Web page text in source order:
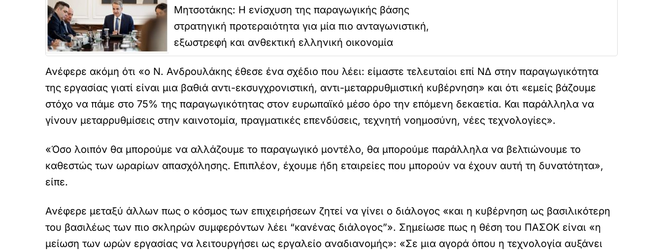
Μητσοτάκης: Η ενίσχυση της παραγωγικής βάσης
στρατηγική προτεραιότητα για μία πιο ανταγωνιστική,
εξωστρεφή και ανθεκτική ελληνική οικονομία
Ανέφερε ακόμη ότι «ο Ν. Ανδρουλάκης έθεσε ένα σχέδιο που λέει: είμαστε τελευταίοι επί ΝΔ στην παραγωγικότητα
της εργασίας γιατί είναι μια βαθιά αντι-εκσυγχρονιστική, αντι-μεταρρυθμιστική κυβέρνηση» και ότι «εμείς βάζουμε
στόχο να πάμε στο 75% της παραγωγικότητας στον ευρωπαϊκό μέσο όρο την επόμενη δεκαετία. Και παράλληλα να
γίνουν μεταρρυθμίσεις στην καινοτομία, πραγματικές επενδύσεις, τεχνητή νοημοσύνη, νέες τεχνολογίες».
«Όσο λοιπόν θα μπορούμε να αλλάζουμε το παραγωγικό μοντέλο, θα μπορούμε παράλληλα να βελτιώνουμε το
καθεστώς των ωραρίων απασχόλησης. Επιπλέον, έχουμε ήδη εταιρείες που μπορούν να έχουν αυτή τη δυνατότητα»,
είπε.
Ανέφερε μεταξύ άλλων πως ο κόσμος των επιχειρήσεων ζητεί να γίνει ο διάλογος «και η κυβέρνηση ως βασιλικότερη
του βασιλέως των πιο σκληρών συμφερόντων λέει “κανένας διάλογος”». Σημείωσε πως η θέση του ΠΑΣΟΚ είναι «η
μείωση των ωρών εργασίας να λειτουργήσει ως εργαλείο αναδιανομής»: «Σε μια αγορά όπου η τεχνολογία αυξάνει